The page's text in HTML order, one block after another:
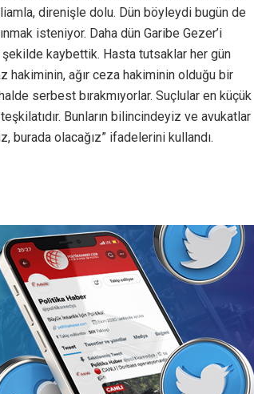
direnişle dolu. Dün böyleydi bugün de
isteniyor. Daha dün Garibe Gezer’i
kaybettik. Hasta tutsaklar her gün
hakiminin, ağır ceza hakiminin olduğu bir
serbest bırakmıyorlar. Suçlular en küçük
Bunların bilincindeyiz ve avukatlar
burada olacağız” ifadelerini kullandı.